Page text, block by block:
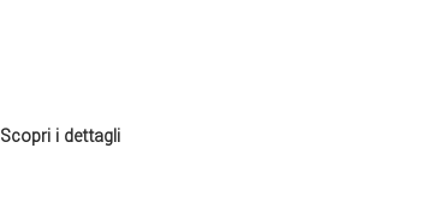
Scopri i dettagli